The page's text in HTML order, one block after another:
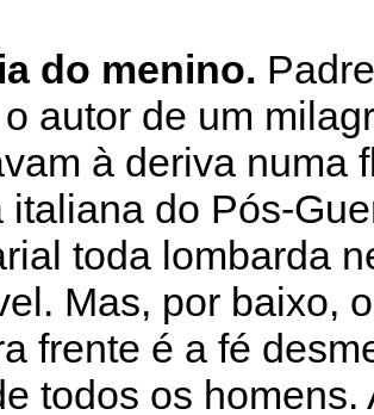
do menino.
autor de um
à deriva numa
italiana do Pós-
toda lombarda
Mas, por baixo,
frente é a fé
todos os